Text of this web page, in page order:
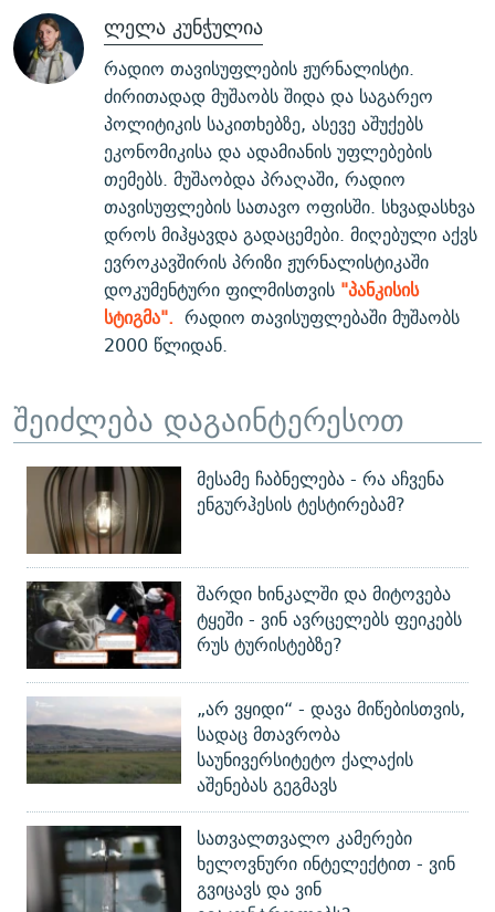
ლელა კუნჭულია
რადიო თავისუფლების ჟურნალისტი.
ძირითადად მუშაობს შიდა და საგარეო
პოლიტიკის საკითხებზე, ასევე აშუქებს
ეკონომიკისა და ადამიანის უფლებების
თემებს. მუშაობდა პრაღაში, რადიო
თავისუფლების სათავო ოფისში. სხვადასხვა
დროს მიჰყავდა გადაცემები. მიღებული აქვს
ევროკავშირის პრიზი ჟურნალისტიკაში
დოკუმენტური ფილმისთვის "პანკისის
სტიგმა". რადიო თავისუფლებაში მუშაობს
2000 წლიდან.
შეიძლება დაგაინტერესოთ
მესამე ჩაბნელება - რა აჩვენა
ენგურჰესის ტესტირებამ?
შარდი ხინკალში და მიტოვება
ტყეში - ვინ ავრცელებს ფეიკებს
რუს ტურისტებზე?
„არ ვყიდი“ - დავა მიწებისთვის,
სადაც მთავრობა
საუნივერსიტეტო ქალაქის
აშენებას გეგმავს
სათვალთვალო კამერები
ხელოვნური ინტელექტით - ვინ
გვიცავს და ვინ